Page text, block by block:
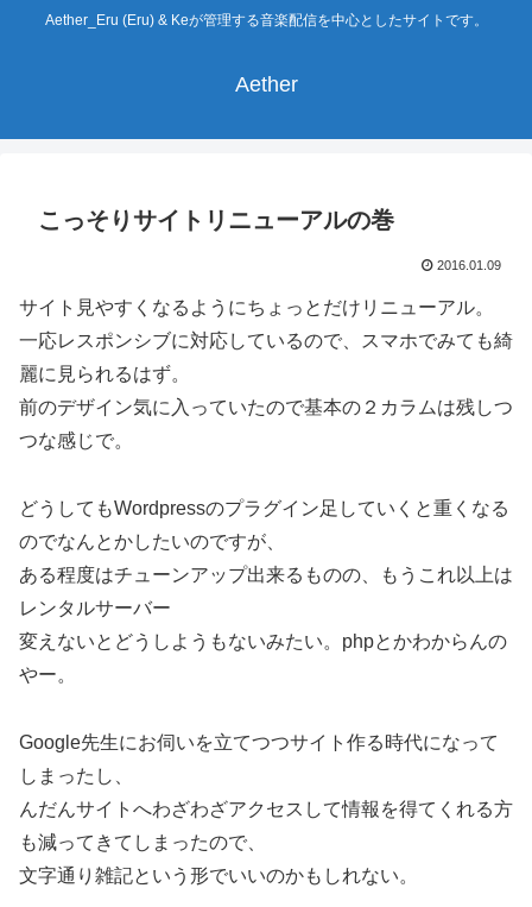
Aether_Eru (Eru) & Keが管理する音楽配信を中心としたサイトです。
Aether
こっそりサイトリニューアルの巻
2016.01.09
サイト見やすくなるようにちょっとだけリニューアル。
一応レスポンシブに対応しているので、スマホでみても綺
麗に見られるはず。
前のデザイン気に入っていたので基本の２カラムは残しつ
つな感じで。
どうしてもWordpressのプラグイン足していくと重くなる
のでなんとかしたいのですが、
ある程度はチューンアップ出来るものの、もうこれ以上は
レンタルサーバー
変えないとどうしようもないみたい。phpとかわからんの
やー。
Google先生にお伺いを立てつつサイト作る時代になって
しまったし、
んだんサイトへわざわざアクセスして情報を得てくれる方
も減ってきてしまったので、
文字通り雑記という形でいいのかもしれない。